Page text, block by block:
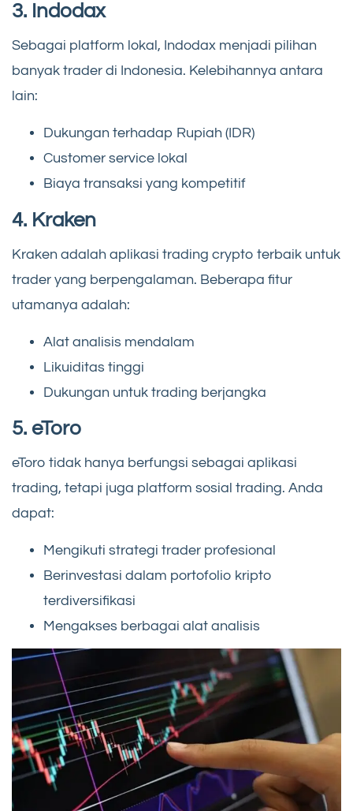
3. Indodax
Sebagai platform lokal, Indodax menjadi pilihan
banyak trader di Indonesia. Kelebihannya antara
lain:
Dukungan terhadap Rupiah (IDR)
Customer service lokal
Biaya transaksi yang kompetitif
4. Kraken
Kraken adalah aplikasi trading crypto terbaik untuk
trader yang berpengalaman. Beberapa fitur
utamanya adalah:
Alat analisis mendalam
Likuiditas tinggi
Dukungan untuk trading berjangka
5. eToro
eToro tidak hanya berfungsi sebagai aplikasi
trading, tetapi juga platform sosial trading. Anda
dapat:
Mengikuti strategi trader profesional
Berinvestasi dalam portofolio kripto
terdiversifikasi
Mengakses berbagai alat analisis